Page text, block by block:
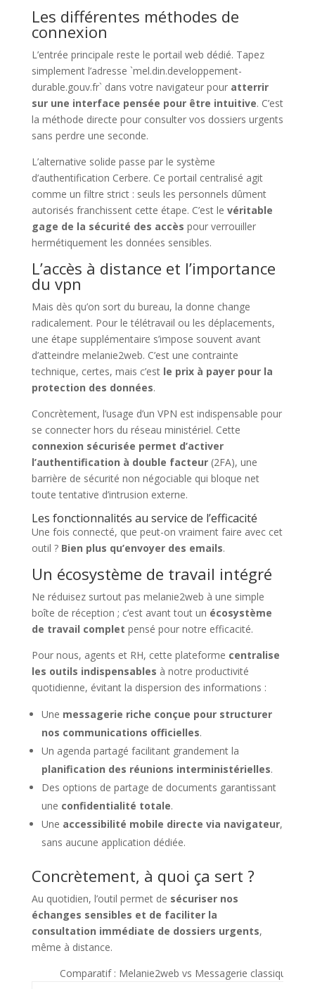
Les différentes méthodes de
connexion
L’entrée principale reste le portail web dédié. Tapez
simplement l’adresse `mel.din.developpement-
durable.gouv.fr` dans votre navigateur pour atterrir
sur une interface pensée pour être intuitive. C’est
la méthode directe pour consulter vos dossiers urgents
sans perdre une seconde.
L’alternative solide passe par le système
d’authentification Cerbere. Ce portail centralisé agit
comme un filtre strict : seuls les personnels dûment
autorisés franchissent cette étape. C’est le véritable
gage de la sécurité des accès pour verrouiller
hermétiquement les données sensibles.
L’accès à distance et l’importance
du vpn
Mais dès qu’on sort du bureau, la donne change
radicalement. Pour le télétravail ou les déplacements,
une étape supplémentaire s’impose souvent avant
d’atteindre melanie2web. C’est une contrainte
technique, certes, mais c’est le prix à payer pour la
protection des données.
Concrètement, l’usage d’un VPN est indispensable pour
se connecter hors du réseau ministériel. Cette
connexion sécurisée permet d’activer
l’authentification à double facteur(2FA), une
barrière de sécurité non négociable qui bloque net
toute tentative d’intrusion externe.
Les fonctionnalités au service de l’efficacité
Une fois connecté, que peut-on vraiment faire avec cet
outil ? Bien plus qu’envoyer des emails.
Un écosystème de travail intégré
Ne réduisez surtout pas melanie2web à une simple
boîte de réception ; c’est avant tout un écosystème
de travail complet pensé pour notre efficacité.
Pour nous, agents et RH, cette plateforme centralise
les outils indispensables à notre productivité
quotidienne, évitant la dispersion des informations :
Une messagerie riche conçue pour structurer
nos communications officielles.
Un agenda partagé facilitant grandement la
planification des réunions interministérielles.
Des options de partage de documents garantissant
une confidentialité totale.
Une accessibilité mobile directe via navigateur,
sans aucune application dédiée.
Concrètement, à quoi ça sert ?
Au quotidien, l’outil permet de sécuriser nos
échanges sensibles et de faciliter la
consultation immédiate de dossiers urgents,
même à distance.
Comparatif : Melanie2web vs Messagerie classique